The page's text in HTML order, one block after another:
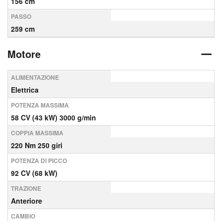
PASSO
259 cm
Motore
ALIMENTAZIONE
Elettrica
POTENZA MASSIMA
58 CV (43 kW) 3000 g/min
COPPIA MASSIMA
220 Nm 250 giri
POTENZA DI PICCO
92 CV (68 kW)
TRAZIONE
Anteriore
CAMBIO